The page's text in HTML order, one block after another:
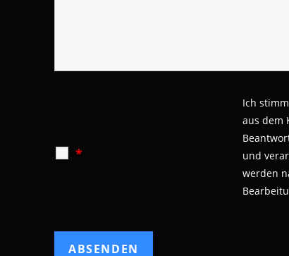
*
Ich
aus dem
und
werden